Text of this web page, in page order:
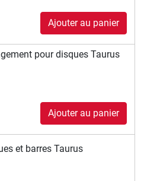
Ajouter au panier
pour disques Taurus
Ajouter au panier
et barres Taurus